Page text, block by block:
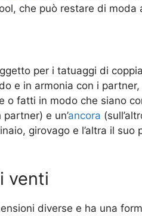
che può restare di moda
per i tatuaggi di
e in armonia con i
o fatti in modo che siano
e un’ancora
girovago e l’altra il suo
venti
diverse e ha una